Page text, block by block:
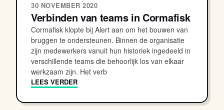
30 NOVEMBER 2020
Verbinden van teams in Cormafisk
Cormafisk klopte bij Alert aan om het bouwen van
bruggen te ondersteunen. Binnen de organisatie
zijn medewerkers vanuit hun historiek ingedeeld in
verschillende teams die behoorlijk los van elkaar
werkzaam zijn. Het verb
LEES VERDER